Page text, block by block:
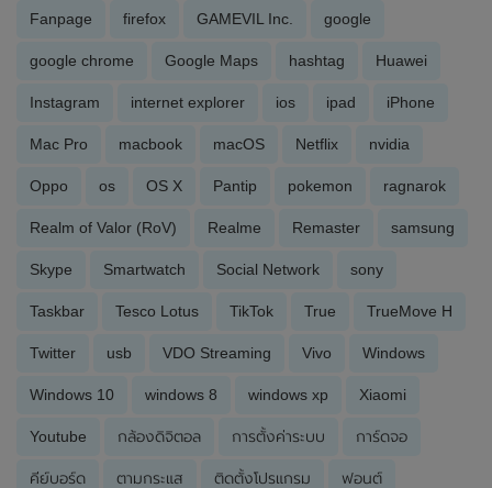
Fanpage firefox GAMEVIL Inc. google
google chrome Google Maps hashtag Huawei
Instagram internet explorer ios ipad iPhone
Mac Pro macbook macOS Netflix nvidia
Oppo os OS X Pantip pokemon ragnarok
Realm of Valor (RoV) Realme Remaster samsung
Skype Smartwatch Social Network sony
Taskbar Tesco Lotus TikTok True TrueMove H
Twitter usb VDO Streaming Vivo Windows
Windows 10 windows 8 windows xp Xiaomi
Youtube กล้องดิจิตอล การตั้งค่าระบบ การ์ดจอ
คีย์บอร์ด ตามกระแส ติดตั้งโปรแกรม ฟอนต์